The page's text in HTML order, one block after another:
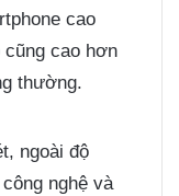
cao
cũng cao hơn
thường.
ngoài độ
nghệ và